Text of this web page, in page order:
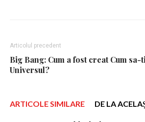
Articolul precedent
Big Bang: Cum a fost creat
Universul?
Cum
ARTICOLE SIMILARE DE LA